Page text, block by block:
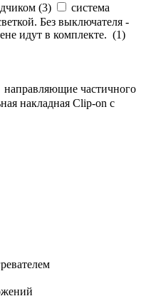
(3)
система
Без выключателя -
идут в комплекте. (1)
направляющие частичного
накладная Clip-on с